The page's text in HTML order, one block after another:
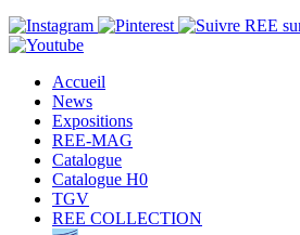
Accueil
News
Expositions
REE-MAG
Catalogue
Catalogue H0
TGV
REE COLLECTION